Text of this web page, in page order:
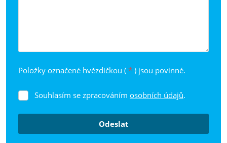
Položky označené hvězdičkou ( * ) jsou povinné.
Souhlasím
zpracováním
Souhlasím se zpracováním osobních údajů.
Odeslat